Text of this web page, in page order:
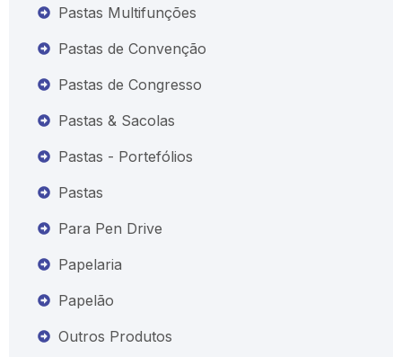
Pastas Multifunções
Pastas de Convenção
Pastas de Congresso
Pastas & Sacolas
Pastas - Portefólios
Pastas
Para Pen Drive
Papelaria
Papelão
Outros Produtos